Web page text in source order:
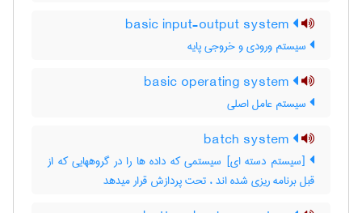
سیستم ورودی و خروجی پایه
سیستم عامل اصلی
[سیستم دسته ای] سیستمی که داده ها را در گروههایی که از
قبل برنامه ریزی شده اند ، تحت پردازش قرار میدهد